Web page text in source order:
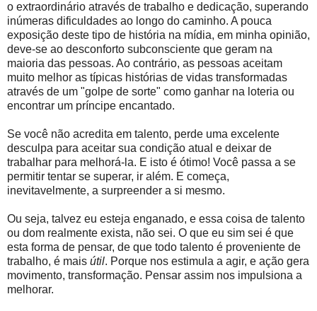
o extraordinário através de trabalho e dedicação, superando
inúmeras dificuldades ao longo do caminho. A pouca
exposição deste tipo de história na mídia, em minha opinião,
deve-se ao desconforto subconsciente que geram na
maioria das pessoas. Ao contrário, as pessoas aceitam
muito melhor as típicas histórias de vidas transformadas
através de um "golpe de sorte" como ganhar na loteria ou
encontrar um príncipe encantado.
Se você não acredita em talento, perde uma excelente
desculpa para aceitar sua condição atual e deixar de
trabalhar para melhorá-la. E isto é ótimo! Você passa a se
permitir tentar se superar, ir além. E começa,
inevitavelmente, a surpreender a si mesmo.
Ou seja, talvez eu esteja enganado, e essa coisa de talento
ou dom realmente exista, não sei. O que eu sim sei é que
esta forma de pensar, de que todo talento é proveniente de
trabalho, é mais útil. Porque nos estimula a agir, e ação gera
movimento, transformação. Pensar assim nos impulsiona a
melhorar.